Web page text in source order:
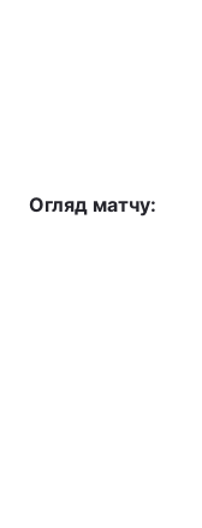
Огляд матчу: